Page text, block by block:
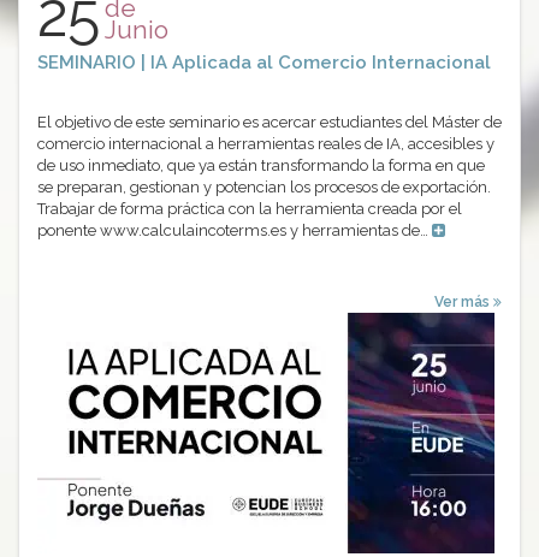
25 de
Junio
SEMINARIO | IA Aplicada al Comercio Internacional
El objetivo de este seminario es acercar estudiantes del Máster de
comercio internacional a herramientas reales de IA, accesibles y
de uso inmediato, que ya están transformando la forma en que
se preparan, gestionan y potencian los procesos de exportación.
Trabajar de forma práctica con la herramienta creada por el
ponente www.calculaincoterms.es y herramientas de…
Ver más